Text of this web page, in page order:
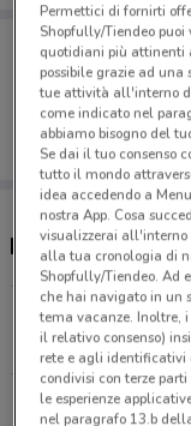
Porta
Puoi
salvarle
dal tuo
Negozi
Via Roggia
12.8 km
Via
Permettici di fornirti
Shopfully/Tiendeo puoi
quotidiani più attinenti
possibile grazie ad
tue attività all'interno
come indicato nel
abbiamo bisogno del
Se dai il tuo consenso
tutto il mondo
idea accedendo a
nostra App. Cosa
visualizzerai
alla tua cronologia di
Shopfully/Tiendeo. Ad
che hai navigato in un
tema vacanze. Inoltre,
il relativo consenso)
rete e agli identificativi
condivisi con terze
le esperienze
nel paragrafo 13.b